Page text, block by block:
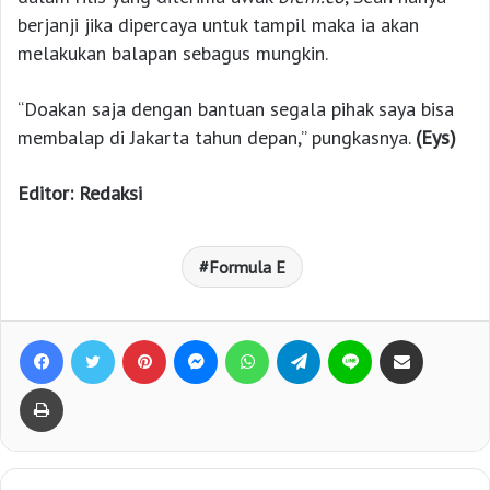
berjanji jika dipercaya untuk tampil maka ia akan
melakukan balapan sebagus mungkin.
“Doakan saja dengan bantuan segala pihak saya bisa
membalap di Jakarta tahun depan,” pungkasnya. (Eys)
Editor: Redaksi
Formula E